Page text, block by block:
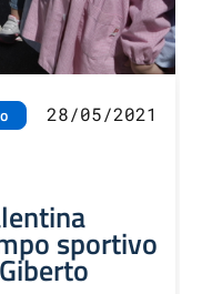
28/05/2021
sportivo